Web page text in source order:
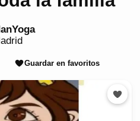
Guardar en favoritos